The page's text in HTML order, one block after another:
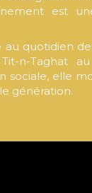
est
quotidien
n-Taghat
sociale, elle
génération.